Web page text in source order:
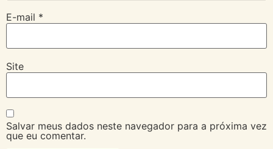
E-mail *
Site
Salvar meus dados neste navegador para a próxima vez
que eu comentar.